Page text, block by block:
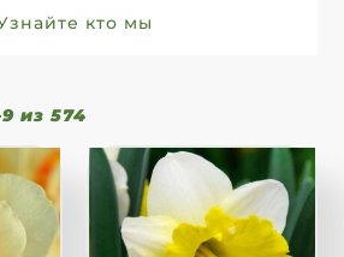
кто мы
из 574